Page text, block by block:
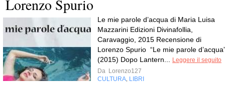
Lorenzo Spurio
Le mie parole d’acqua di Maria Luisa
Mazzarini Edizioni Divinafollia,
Caravaggio, 2015 Recensione di
Lorenzo Spurio “Le mie parole
(2015) Dopo Lantern...
Leggere il seguito
Da Lorenzo127
CULTURA LIBRI